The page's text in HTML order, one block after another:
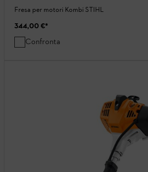
Fresa per motori Kombi STIHL
344,00 €*
Confronta